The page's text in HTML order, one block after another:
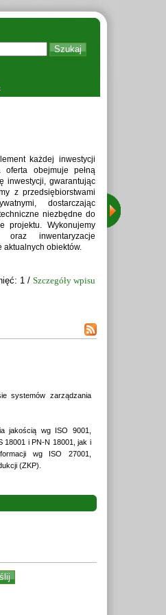
każdej inwestycji
oferta obejmuje pełną
inwestycji, gwarantując
z przedsiębiorstwami
dostarczając
niezbędne do
projektu. Wykonujemy
oraz inwentaryzacje
aktualnych obiektów.
1 / Szczegóły wpisu
systemów zarządzania
jakością wg ISO 9001,
18001 i PN-N 18001, jak i
wg ISO 27001,
(ZKP).